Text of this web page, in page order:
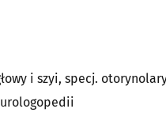
i szyi, specj.